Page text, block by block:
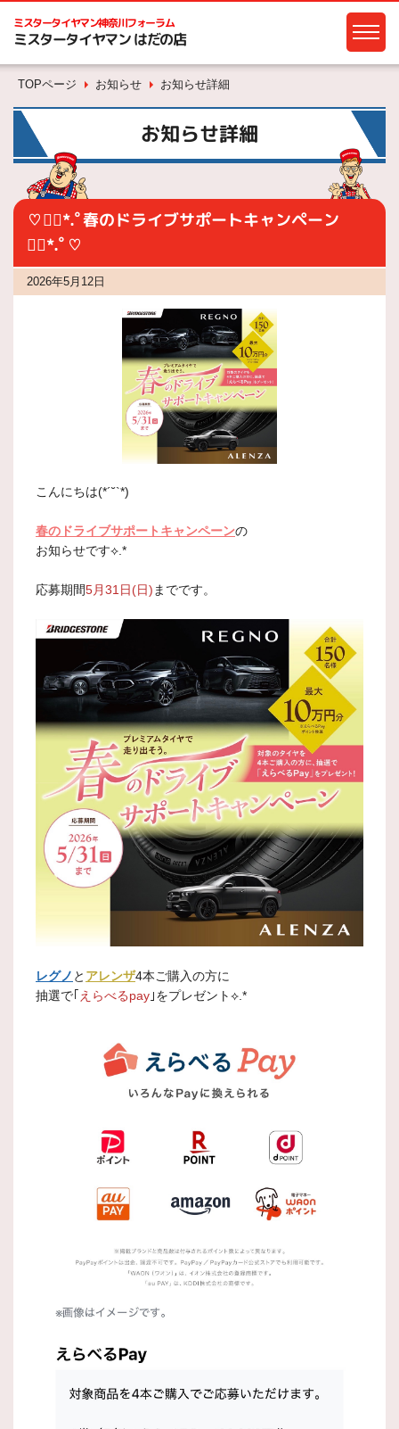
ミスタータイヤマン神奈川フォーラム
ミスタータイヤマン はだの店
TOPページ お知らせ お知らせ詳細
お知らせ詳細
♡❁⃘*.ﾟ春のドライブサポートキャンペーン
❁⃘*.ﾟ♡
2026年5月12日
こんにちは(*´˘`*)
春のドライブサポートキャンペーンの
お知らせです⟡.*
応募期間5月31日(日) までです。
レグノ と アレンザ4本ご購入の方に
抽選で｢ えらべるpay ｣をプレゼント⟡.*